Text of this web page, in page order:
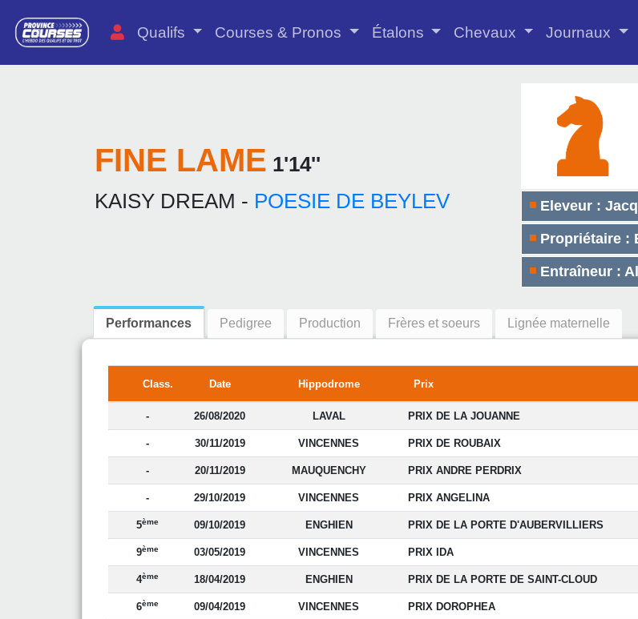
Qualifs Courses & Pronos Étalons Chevaux Journaux
FINE LAME 1'14''
KAISY DREAM - POESIE DE BEYLEV Eleveur :
Propriétaire :
Entraîneur :
Performances Pedigree Production Frères et soeurs Lignée maternelle
Class. Date Hippodrome Prix
- 26/08/2020 LAVAL PRIX DE LA JOUANNE
- 30/11/2019 VINCENNES PRIX DE ROUBAIX
- 20/11/2019 MAUQUENCHY PRIX ANDRE PERDRIX
- 29/10/2019 VINCENNES PRIX ANGELINA
5ème 09/10/2019 ENGHIEN PRIX DE LA PORTE D'AUBERVILLIERS
9ème 03/05/2019 VINCENNES PRIX IDA
4ème 18/04/2019 ENGHIEN PRIX DE LA PORTE DE SAINT-CLOUD
6ème 09/04/2019 VINCENNES PRIX DOROPHEA